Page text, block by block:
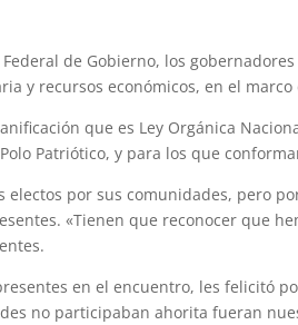
de Gobierno, los
y recursos económicos, en el marco
que es Ley Orgánica
Patriótico, y para los que
electos por sus comunidades, pero
«Tienen que reconocer que
en el encuentro, les felicitó
no participaban ahorita fueran